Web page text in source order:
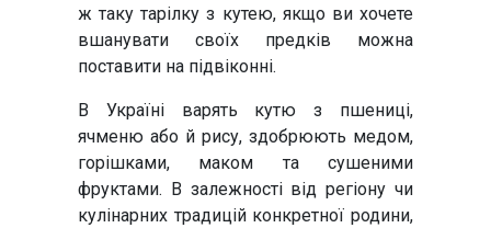
ж таку тарілку з кутею, якщо ви хочете
вшанувати своїх предків можна
поставити на підвіконні.
В Україні варять кутю з пшениці,
ячменю або й рису, здобрюють медом,
горішками, маком та сушеними
фруктами. В залежності від регіону чи
кулінарних традицій конкретної родини,